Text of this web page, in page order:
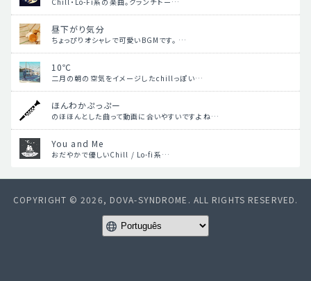
昼下がり気分
ちょっぴりオシャレで可愛いBGMです。 …
10℃
二月の朝の空気をイメージしたchillっぽい…
ほんわかぷっぷー
のほほんとした曲って動画に合いやすいですよね…
You and Me
おだやかで優しいChill / Lo-fi系…
COPYRIGHT © 2026, DOVA-SYNDROME. ALL RIGHTS RESERVED.